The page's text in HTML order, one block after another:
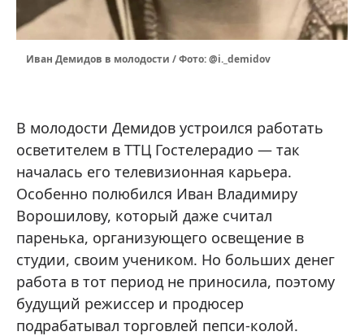
Иван Демидов в молодости / Фото: @i._demidov
В молодости Демидов устроился работать
осветителем в ТТЦ Гостелерадио — так
началась его телевизионная карьера.
Особенно полюбился Иван Владимиру
Ворошилову, который даже считал
паренька, организующего освещение в
студии, своим учеником. Но больших денег
работа в тот период не приносила, поэтому
будущий режиссер и продюсер
подрабатывал торговлей пепси-колой.